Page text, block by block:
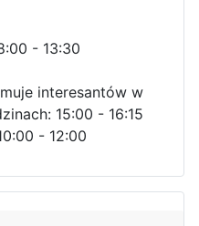
- 13:30
interesantów w
15:00 - 16:15
- 12:00